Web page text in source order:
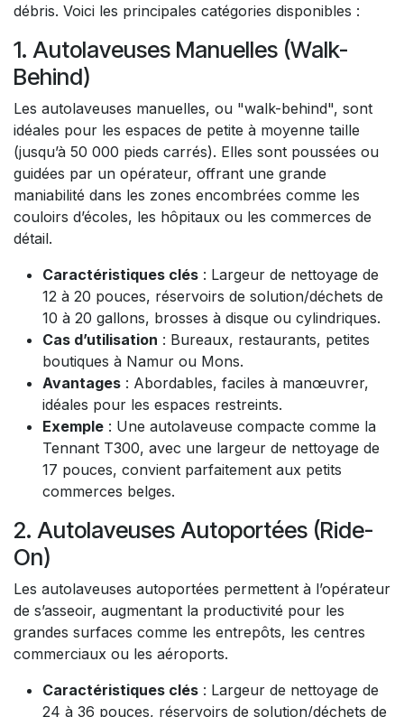
débris. Voici les principales catégories disponibles :
1. Autolaveuses Manuelles (Walk-
Behind)
Les autolaveuses manuelles, ou "walk-behind", sont
idéales pour les espaces de petite à moyenne taille
(jusqu’à 50 000 pieds carrés). Elles sont poussées ou
guidées par un opérateur, offrant une grande
maniabilité dans les zones encombrées comme les
couloirs d’écoles, les hôpitaux ou les commerces de
détail.
Caractéristiques clés : Largeur de nettoyage de
12 à 20 pouces, réservoirs de solution/déchets de
10 à 20 gallons, brosses à disque ou cylindriques.
Cas d’utilisation : Bureaux, restaurants, petites
boutiques à Namur ou Mons.
Avantages : Abordables, faciles à manœuvrer,
idéales pour les espaces restreints.
Exemple : Une autolaveuse compacte comme la
Tennant T300, avec une largeur de nettoyage de
17 pouces, convient parfaitement aux petits
commerces belges.
2. Autolaveuses Autoportées (Ride-
On)
Les autolaveuses autoportées permettent à l’opérateur
de s’asseoir, augmentant la productivité pour les
grandes surfaces comme les entrepôts, les centres
commerciaux ou les aéroports.
Caractéristiques clés : Largeur de nettoyage de
24 à 36 pouces, réservoirs de solution/déchets de